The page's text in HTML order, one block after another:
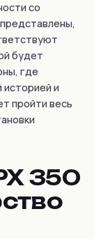
со
будет
где
и
пройти весь
350